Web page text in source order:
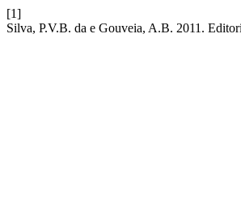
[1]
Silva, P.V.B. da e Gouveia, A.B. 2011.